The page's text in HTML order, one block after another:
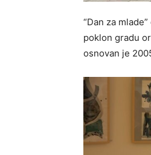
“Dan za
poklon gradu
osnovan je